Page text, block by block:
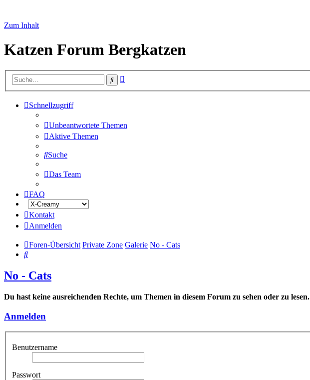
Zum Inhalt
Katzen Forum Bergkatzen
Suche
Schnellzugriff
Unbeantwortete Themen
Aktive Themen
Suche
Das Team
FAQ
Kontakt
Anmelden
Foren-Übersicht Private Zone Galerie No - Cats
Suche
No - Cats
Du hast keine ausreichenden Rechte, um Themen in diesem Forum zu sehen oder zu lesen.
Anmelden
Benutzername
Passwort